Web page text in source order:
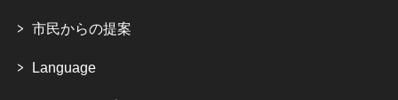
市民からの提案
Language